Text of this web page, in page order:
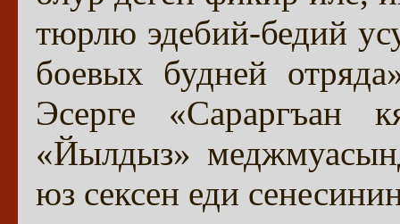
тюрлю эдебий-бедий
боевых будней
Эсерге «Сараргъан
«Йылдыз»
юз сексен еди